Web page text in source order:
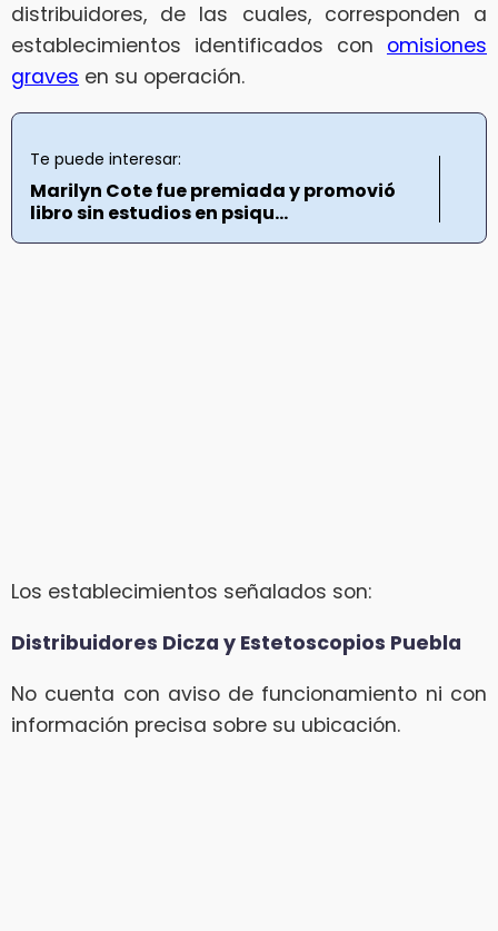
distribuidores, de las cuales, corresponden a
establecimientos identificados con omisiones
graves en su operación.
Te puede interesar:
Marilyn Cote fue premiada y promovió
libro sin estudios en psiqu...
Los establecimientos señalados son:
Distribuidores Dicza y Estetoscopios Puebla
No cuenta con aviso de funcionamiento ni con
información precisa sobre su ubicación.